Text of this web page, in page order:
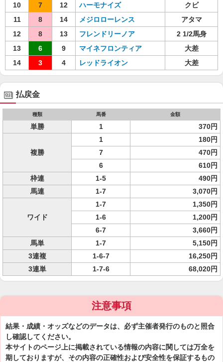
10
7 12 ハーモナイズ
クビ
11
8 14 メジロローレンス
アタマ
12
8 13 フレンドリーノア
2 1/2馬身
13
6 9 マイネフロンティア
大差
14
3 4 レッドライオン 大差
払戻金
種類 馬番 金額
単勝 1 370円
複勝
1
180円
7
470円
6
610円
枠連
1-5
490円
馬連
1-7 3,070円
ワイド
1-7
1,350円
1-6
1,200円
6-7
3,660円
馬単
1-7
5,150円
3連複
1-6-7
16,250円
3連単
1-7-6 68,020円
注意事項
結果・成績・オッズなどのデータは、必ず主催者発行のものと照合
し確認してください。
本サイトのページ上に掲載されている情報の内容に関しては万全を
期しておりますが、その内容の正確性および安全性を保証するもの